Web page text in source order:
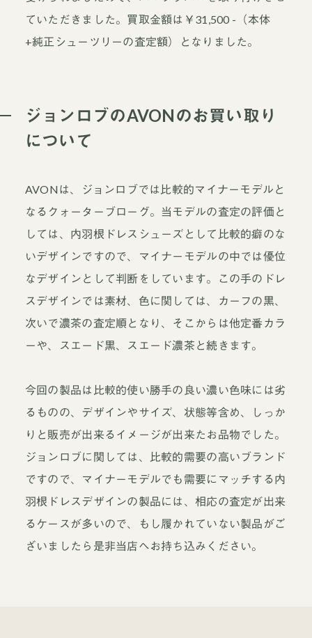
ていただきました。買取金額は￥31,500 -（本体
+純正シューツリーの査定額）となりました。
ジョンロブのAVONのお買い取り
について
AVONは、ジョンロブでは比較的マイナーモデルと
なるクォーターブローグ。当モデルの査定の評価と
しては、内羽根ドレスシューズとして比較的癖のな
いデザインですので、マイナーモデルの中では優位
なデザインとして判断をしています。この手のドレ
スデザインでは素材、色に関しては、カーフの黒、
次いで濃茶の査定順となり、そこからは他定番カラ
ーや、スエード黒、スエード濃茶と続きます。
今回の製品は比較的使い勝手の良い濃い色味には劣
るものの、デザインやサイズ、状態等含め、しっか
りと販売が出来るイメージが出来たお品物でした。
ジョンロブに関しては、比較的需要の高いブランド
ですので、マイナーモデルでも需要にマッチする内
羽根ドレスデザインの製品には、相応の査定が出来
るケースが多いので、もし履かれていない製品がご
ざいましたら是非当店へお持ち込みください。